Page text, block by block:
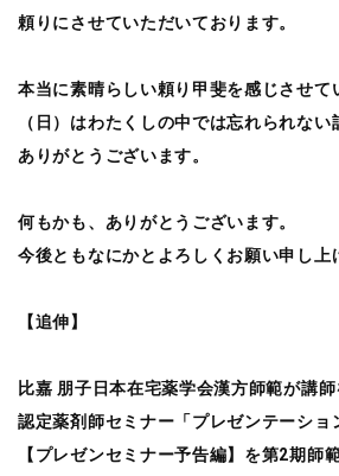
頼りにさせていただいております。
本当に素晴らしい頼り甲斐を感じさせて
（日）はわたくしの中では忘れられない
ありがとうございます。
何もかも、ありがとうございます。
今後ともなにかとよろしくお願い申し上
【追伸】
比嘉 朋子日本在宅薬学会漢方師範が講師
認定薬剤師セミナー「プレゼンテーショ
【プレゼンセミナー予告編】を第2期師